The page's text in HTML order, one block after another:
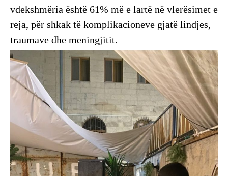
vdekshmëria është 61% më e lartë në vlerësimet e
reja, për shkak të komplikacioneve gjatë lindjes,
traumave dhe meningjitit.